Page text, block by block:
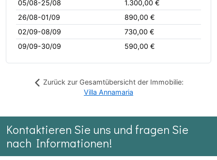
05/08-25/08
1.300,00 €
26/08-01/09
890,00 €
02/09-08/09
730,00 €
09/09-30/09
590,00 €
Zurück zur Gesamtübersicht der Immobilie:
Villa Annamaria
Kontaktieren Sie uns und fragen Sie
nach Informationen!